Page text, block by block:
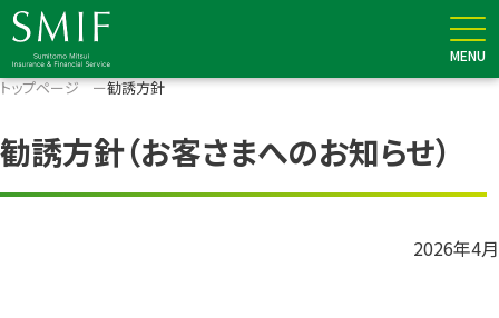
MENU
トップページ 勧誘方針
勧誘方針（お客さまへのお知らせ）
2026年4月